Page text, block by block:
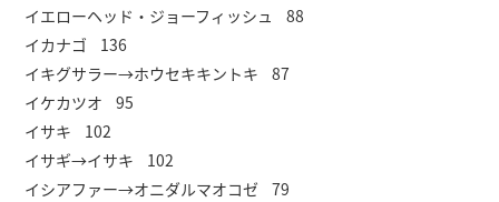
イエローヘッド・ジョーフィッシュ 88
イカナゴ 136
イキグサラー→ホウセキキントキ 87
イケカツオ 95
イサキ 102
イサギ→イサキ 102
イシアファー→オニダルマオコゼ 79